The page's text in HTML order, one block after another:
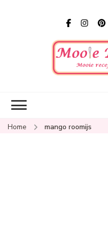
Home mango roomijs